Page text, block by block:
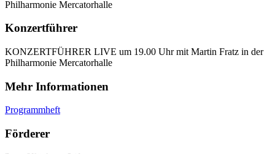
Philharmonie Mercatorhalle
Konzertführer
KONZERTFÜHRER LIVE um 19.00 Uhr mit Martin Fratz in der
Philharmonie Mercatorhalle
Mehr Informationen
Programmheft
Förderer